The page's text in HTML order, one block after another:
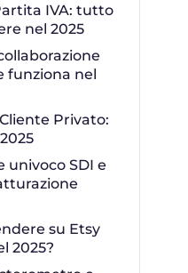
IVA: tutto
nel 2025
funziona nel
Privato:
univoco SDI e
su Etsy
2025?